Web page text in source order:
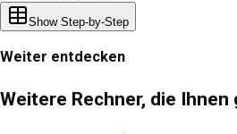
Show Step-by-Step
Weiter entdecken
Weitere Rechner, die